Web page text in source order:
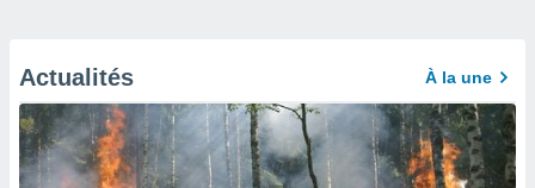
Actualités À la une